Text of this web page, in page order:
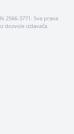
2566-3771. Sva prava
dozvole izdavača.